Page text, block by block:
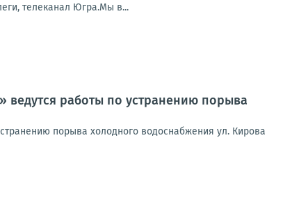
телеканал Югра.Мы в...
ведутся работы по устранению порыва
порыва холодного водоснабжения ул. Кирова